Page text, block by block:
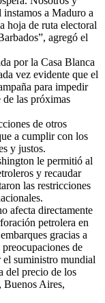
a Maduro a
hoja de ruta electoral
agregó el
por la Casa Blanca
vez evidente que el
para impedir
las próximas
de otros
a cumplir con los
y justos.
le permitió al
y recaudar
las restricciones
afecta directamente
petrolera en
gracias a
de
el suministro mundial
del precio de los
Buenos Aires,